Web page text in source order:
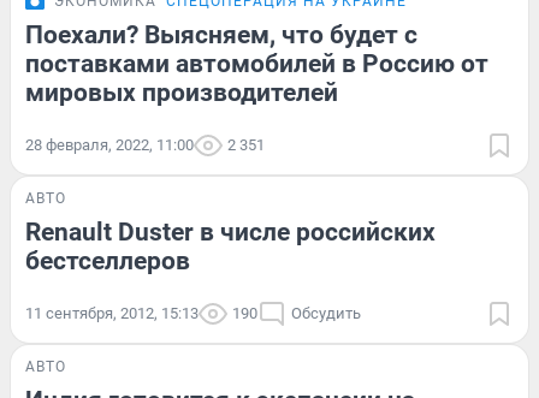
Поехали? Выясняем, что будет с
поставками автомобилей в Россию от
мировых производителей
28 февраля, 2022, 11:00 2 351
АВТО
Renault Duster в числе российских
бестселлеров
11 сентября, 2012, 15:13 190 Обсудить
АВТО